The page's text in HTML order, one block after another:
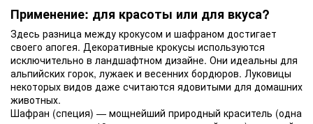
Применение: для красоты или для вкуса?
Здесь разница между крокусом и шафраном достигает
своего апогея. Декоративные крокусы используются
исключительно в ландшафтном дизайне. Они идеальны для
альпийских горок, лужаек и весенних бордюров. Луковицы
некоторых видов даже считаются ядовитыми для домашних
животных.
Шафран (специя) — мощнейший природный краситель (одна